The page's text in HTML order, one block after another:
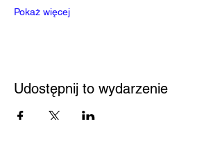
Pokaż więcej
Udostępnij to wydarzenie